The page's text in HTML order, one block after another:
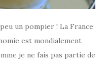
un pompier ! La France
est mondialement
je ne fais pas partie de